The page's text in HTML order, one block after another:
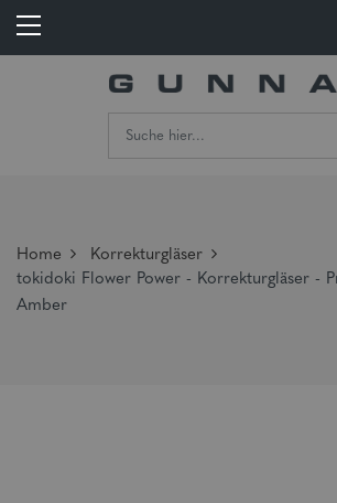
Home
Korrekturgläser
tokidoki Flower Power - Korrekturgläser -
Amber